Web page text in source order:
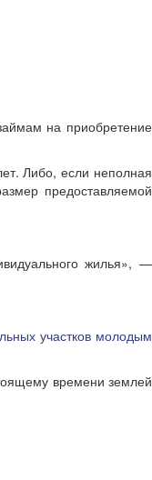
на приобретение
Либо, если неполная
предоставляемой
жилья», —
участков молодым
времени землей